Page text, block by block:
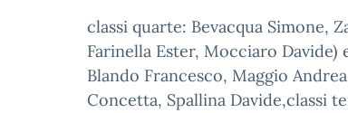
classi quarte: Bevacqua Simone,
Farinella Ester, Mocciaro Davide)
Blando Francesco, Maggio
Concetta, Spallina Davide,classi